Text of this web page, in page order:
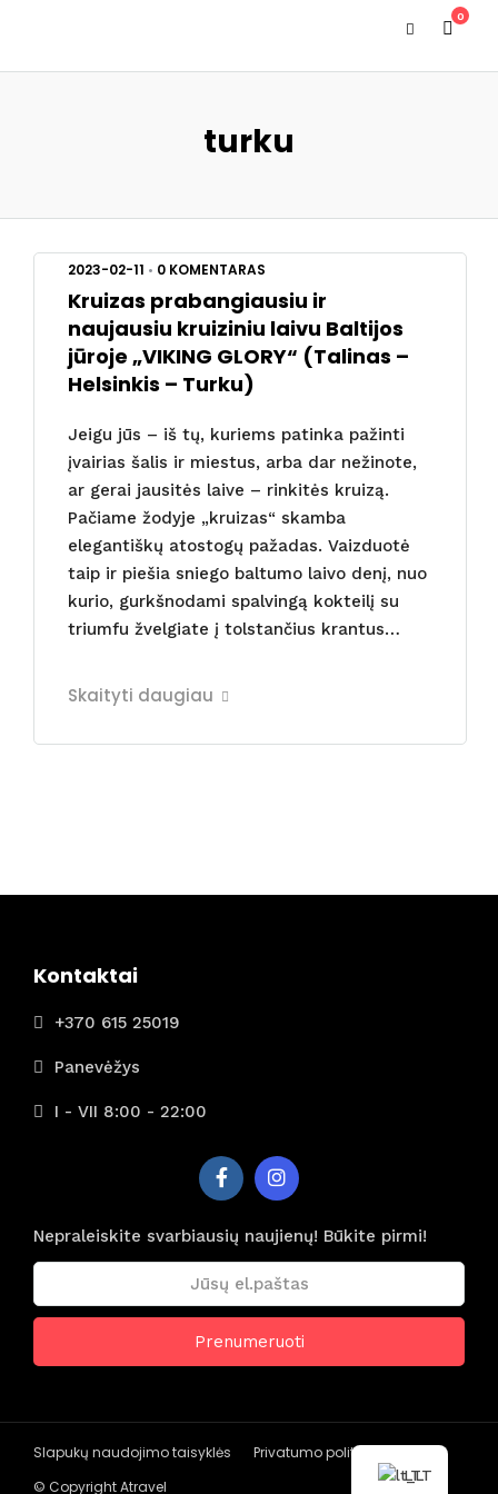
0
turku
2023-02-11 • 0 KOMENTARAS
Kruizas prabangiausiu ir
naujausiu kruiziniu laivu Baltijos
jūroje „VIKING GLORY“ (Talinas –
Helsinkis – Turku)
Jeigu jūs – iš tų, kuriems patinka pažinti
įvairias šalis ir miestus, arba dar nežinote,
ar gerai jausitės laive – rinkitės kruizą.
Pačiame žodyje „kruizas“ skamba
elegantiškų atostogų pažadas. Vaizduotė
taip ir piešia sniego baltumo laivo denį, nuo
kurio, gurkšnodami spalvingą kokteilį su
triumfu žvelgiate į tolstančius krantus…
Skaityti daugiau
Kontaktai
+370 615 25019
Panevėžys
I - VII 8:00 - 22:00
Nepraleiskite svarbiausių naujienų! Būkite pirmi!
Slapukų naudojimo taisyklės
Privatumo politika
© Copyright Atravel
LT